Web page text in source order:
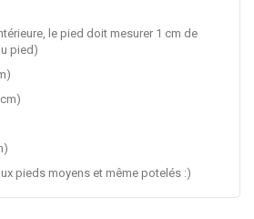
le pied doit mesurer 1 cm de
pied)
pieds moyens et même potelés :)